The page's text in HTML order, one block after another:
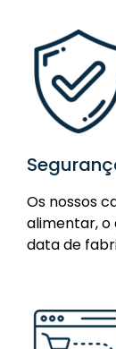
Os nossos
alimentar, o
data de